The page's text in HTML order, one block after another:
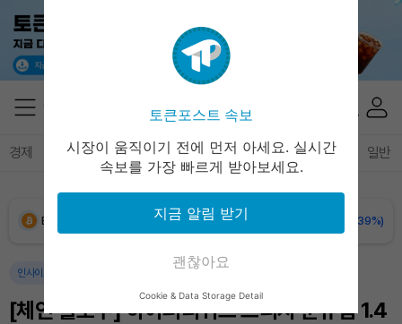
경제 마켓 정책 정치 인사이트 브리핑 속보 일반
₩91,133,650
Ethereum (ETH) (-0.23%)
Tether USDt (USDT)
BNB (BNB) ₩846,180(+1.32%)
인사이트
[체인 플로우] 하이퍼리퀴드 브리지 순유입 1.4
토큰포스트 속보
시장이 움직이기 전에 먼저 아세요. 실시간
속보를 가장 빠르게 받아보세요.
지금 알림 받기
괜찮아요
Cookie & Data Storage Detail